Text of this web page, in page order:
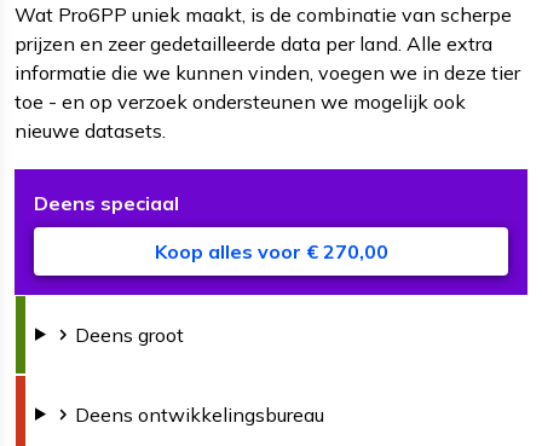
Wat Pro6PP uniek maakt, is de combinatie van scherpe
prijzen en zeer gedetailleerde data per land. Alle extra
informatie die we kunnen vinden, voegen we in deze tier
toe - en op verzoek ondersteunen we mogelijk ook
nieuwe datasets.
Deens speciaal
Koop alles voor € 270,00
Deens groot
Deens ontwikkelingsbureau